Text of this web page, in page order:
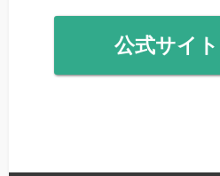
公式サイ